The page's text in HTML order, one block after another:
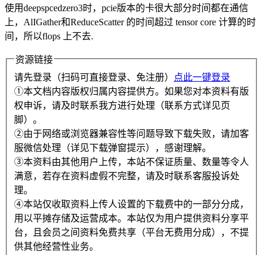
使用deepspcedzero3时，pcie版本的卡很大部分时间都在通信
上，AlIGather和ReduceScatter 的时间超过 tensor core 计算的时
间，所以flops 上不去.
资源链接
请先登录（扫码可直接登录、免注册）
点此一键登录
①本文档内容版权归属内容提供方。如果您对本资料有版
权申诉，请及时联系我方进行处理（联系方式详见页
脚）。
②由于网络或浏览器兼容性等问题导致下载失败，请加客
服微信处理（详见下载弹窗提示），感谢理解。
③本资料由其他用户上传，本站不保证质量、数量等令人
满意，若存在资料虚假不完整，请及时联系客服投诉处
理。
④本站仅收取资料上传人设置的下载费中的一部分分成，
用以平摊存储及运营成本。本站仅为用户提供资料分享平
台，且会员之间资料免费共享（平台无费用分成），不提
供其他经营性业务。